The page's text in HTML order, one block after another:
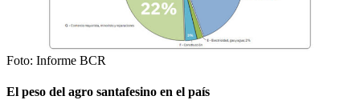
Foto: Informe BCR
El peso del agro santafesino en el país